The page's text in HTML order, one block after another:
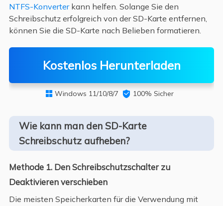
NTFS-Konverterkann helfen. Solange Sie den
Schreibschutz erfolgreich von der SD-Karte entfernen,
können Sie die SD-Karte nach Belieben formatieren.
Kostenlos Herunterladen
 Windows 11/10/8/7  100% Sicher
Wie kann man den SD-Karte
Schreibschutz aufheben?
Methode 1. Den Schreibschutzschalter zu
Deaktivieren verschieben
Die meisten Speicherkarten für die Verwendung mit